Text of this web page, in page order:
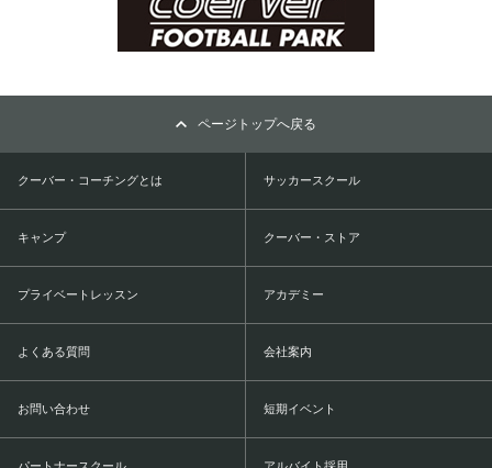
ページトップへ戻る
クーバー・コーチングとは サッカースクール
キャンプ クーバー・ストア
プライベートレッスン アカデミー
よくある質問 会社案内
お問い合わせ 短期イベント